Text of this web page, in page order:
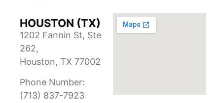
HOUSTON (TX)
1202 Fannin St, Ste
262,
Houston, TX 77002
Phone Number:
(713) 837-7923